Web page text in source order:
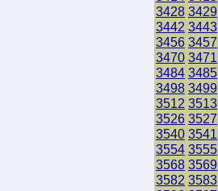
3428 3429
3442 3443
3456 3457
3470 3471
3484 3485
3498 3499
3512 3513
3526 3527
3540 3541
3554 3555
3568 3569
3582 3583